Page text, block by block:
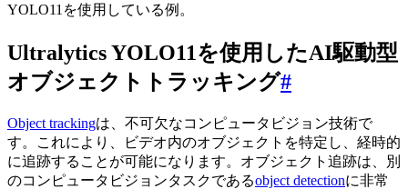
YOLO11を使用している例。
Ultralytics YOLO11を使用したAI駆動型
オブジェクトトラッキング#
Object trackingは、不可欠なコンピュータビジョン技術で
す。これにより、ビデオ内のオブジェクトを特定し、経時的
に追跡することが可能になります。オブジェクト追跡は、別
のコンピュータビジョンタスクであるobject detectionに非常